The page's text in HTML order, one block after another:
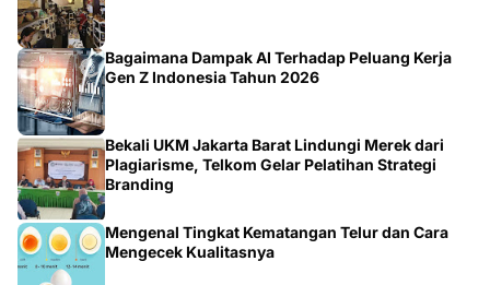
Bagaimana Dampak AI Terhadap Peluang Kerja
Gen Z Indonesia Tahun 2026
Bekali UKM Jakarta Barat Lindungi Merek dari
Plagiarisme, Telkom Gelar Pelatihan Strategi
Branding
Mengenal Tingkat Kematangan Telur dan Cara
Mengecek Kualitasnya